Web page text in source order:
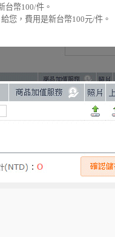
幣100/件。
您，費用是新台幣100元/件。